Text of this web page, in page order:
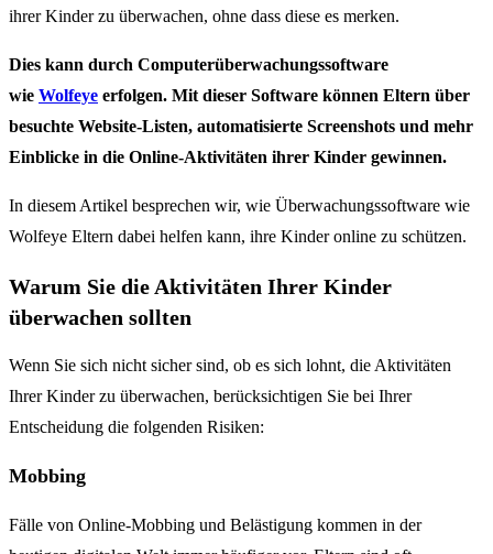
ihrer Kinder zu überwachen, ohne dass diese es merken.
Dies kann durch Computerüberwachungssoftware
wie Wolfeye erfolgen. Mit dieser Software können Eltern über
besuchte Website-Listen, automatisierte Screenshots und mehr
Einblicke in die Online-Aktivitäten ihrer Kinder gewinnen.
In diesem Artikel besprechen wir, wie Überwachungssoftware wie
Wolfeye Eltern dabei helfen kann, ihre Kinder online zu schützen.
Warum Sie die Aktivitäten Ihrer Kinder
überwachen sollten
Wenn Sie sich nicht sicher sind, ob es sich lohnt, die Aktivitäten
Ihrer Kinder zu überwachen, berücksichtigen Sie bei Ihrer
Entscheidung die folgenden Risiken:
Mobbing
Fälle von Online-Mobbing und Belästigung kommen in der